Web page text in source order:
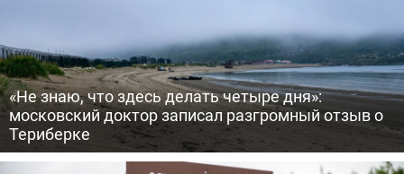
«Не знаю, что здесь делать четыре дня»:
московский доктор записал разгромный отзыв о
Териберке